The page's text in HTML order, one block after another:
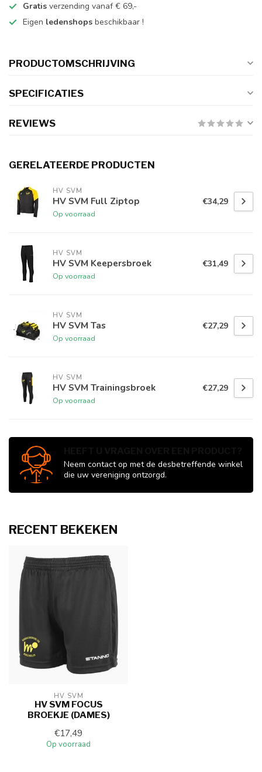
Gratis verzending vanaf € 69,-
Eigen ledenshops beschikbaar !
PRODUCTOMSCHRIJVING
SPECIFICATIES
REVIEWS
GERELATEERDE PRODUCTEN
HV SVM
HV SVM Full Ziptop
Op voorraad
€34,29
HV SVM
HV SVM Keepersbroek
Op voorraad
€31,49
HV SVM
HV SVM Tas
Op voorraad
€27,29
HV SVM
HV SVM Trainingsbroek
Op voorraad
€27,29
Neem contact op met de desbetreffende winkel
die uw vereniging ontzorgd.
RECENT BEKEKEN
HV SVM
HV SVM FOCUS
BROEKJE (DAMES)
€17,49
Op voorraad